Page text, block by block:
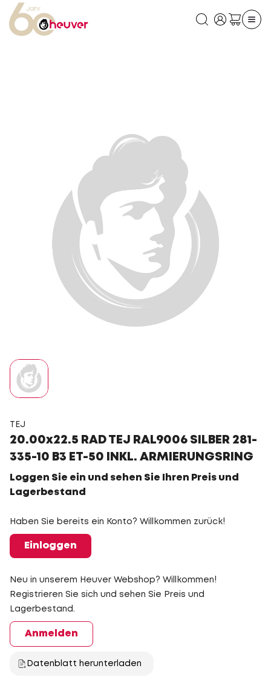
TEJ
20.00x22.5 RAD TEJ RAL9006 SILBER 281-
335-10 B3 ET-50 INKL. ARMIERUNGSRING
Loggen Sie ein und sehen Sie Ihren Preis und
Lagerbestand
Haben Sie bereits ein Konto? Willkommen zurück!
Einloggen
Neu in unserem Heuver Webshop? Willkommen!
Registrieren Sie sich und sehen Sie Preis und
Lagerbestand.
Anmelden
Datenblatt herunterladen